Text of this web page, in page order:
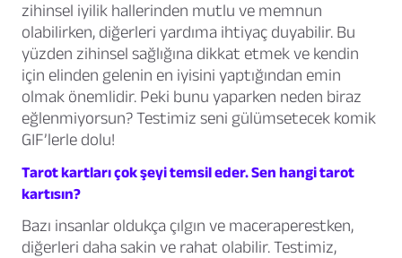
zihinsel iyilik hallerinden mutlu ve memnun
olabilirken, diğerleri yardıma ihtiyaç duyabilir. Bu
yüzden zihinsel sağlığına dikkat etmek ve kendin
için elinden gelenin en iyisini yaptığından emin
olmak önemlidir. Peki bunu yaparken neden biraz
eğlenmiyorsun? Testimiz seni gülümsetecek komik
GIF’lerle dolu!
Tarot kartları çok şeyi temsil eder. Sen hangi tarot
kartısın?
Bazı insanlar oldukça çılgın ve maceraperestken,
diğerleri daha sakin ve rahat olabilir. Testimiz,